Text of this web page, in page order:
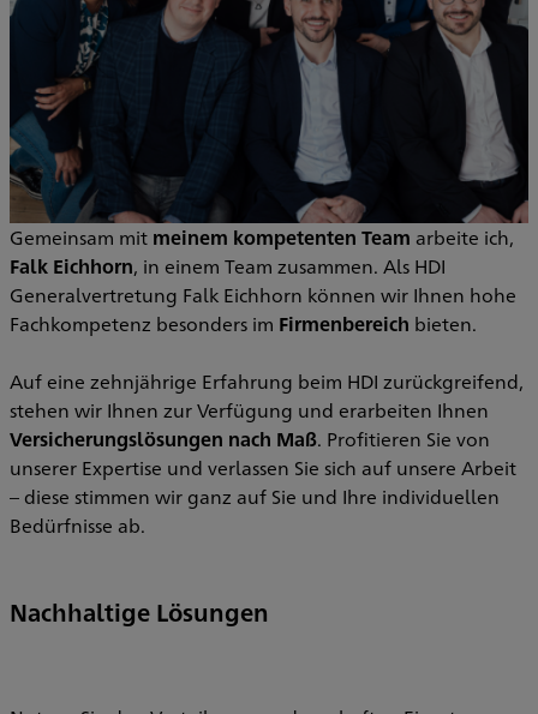
Gemeinsam mit meinem kompetenten Team arbeite ich,
Falk Eichhorn, in einem Team zusammen. Als HDI
Generalvertretung Falk Eichhorn können wir Ihnen hohe
Fachkompetenz besonders im Firmenbereich bieten.
Auf eine zehnjährige Erfahrung beim HDI zurückgreifend,
stehen wir Ihnen zur Verfügung und erarbeiten Ihnen
Versicherungslösungen nach Maß. Profitieren Sie von
unserer Expertise und verlassen Sie sich auf unsere Arbeit
– diese stimmen wir ganz auf Sie und Ihre individuellen
Bedürfnisse ab.
Nachhaltige Lösungen